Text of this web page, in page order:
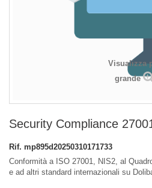
Visualizza
grande
Security Compliance
Rif. mp895d20250310171733
Conformità a ISO 27001, NIS2, al
e ad altri standard internazionali su